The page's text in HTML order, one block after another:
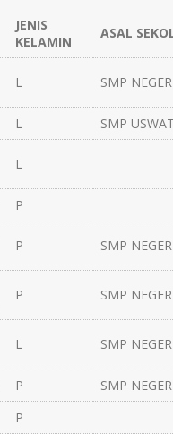
JENIS
KELAMIN
ASAL
L SMP
L SMP
L
P
P SMP
P SMP
L SMP
P
SMP
P